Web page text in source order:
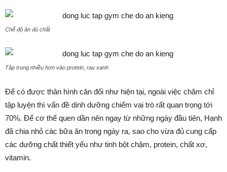
Chế độ ăn đủ chất
Tập trung nhiều hơn vào protein, rau xanh
Để có được thân hình cân đối như hiện tại, ngoài việc chăm chỉ
tập luyện thì vấn đề dinh dưỡng chiếm vai trò rất quan trọng tới
70%. Để cơ thể quen dần nên ngay từ những ngày đầu tiên, Hạnh
đã chia nhỏ các bữa ăn trong ngày ra, sao cho vừa đủ cung cấp
các dưỡng chất thiết yếu như tinh bột chậm, protein, chất xơ,
vitamin.